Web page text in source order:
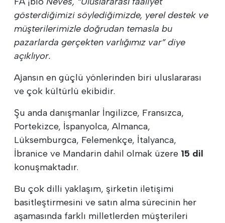
gösterdiğimizi söylediğimizde, yerel destek ve
müşterilerimizle doğrudan temasla bu
pazarlarda gerçekten varlığımız var” diye
açıklıyor.
Ajansın en güçlü yönlerinden biri uluslararası
ve çok kültürlü ekibidir.
Şu anda danışmanlar İngilizce, Fransızca,
Portekizce, İspanyolca, Almanca,
Lüksemburgca, Felemenkçe, İtalyanca,
İbranice ve Mandarin dahil olmak üzere 15 dil
konuşmaktadır.
Bu çok dilli yaklaşım, şirketin iletişimi
basitleştirmesini ve satın alma sürecinin her
aşamasında farklı milletlerden müşterileri